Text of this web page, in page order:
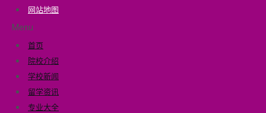
网站地图
Menu
首页
院校介绍
学校新闻
留学资讯
专业大全